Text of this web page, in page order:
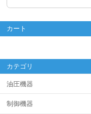
カート
カテゴリ
油圧機器
制御機器